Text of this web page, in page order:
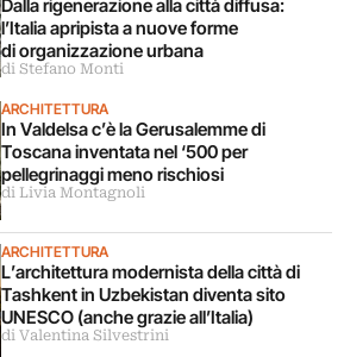
Dalla rigenerazione alla città diffusa:
l’Italia apripista a nuove forme
di organizzazione urbana
di Stefano Monti
ARCHITETTURA
In Valdelsa c’è la Gerusalemme di
Toscana inventata nel ‘500 per
pellegrinaggi meno rischiosi
di Livia Montagnoli
ARCHITETTURA
L’architettura modernista della città di
Tashkent in Uzbekistan diventa sito
UNESCO (anche grazie all’Italia)
di Valentina Silvestrini